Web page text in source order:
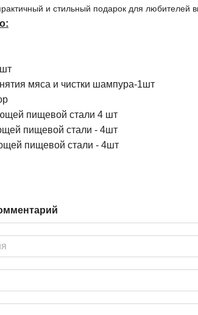
и стильный подарок для любителей
мяса и чистки шампура-1шт
пищевой стали 4 шт
пищевой стали - 4шт
пищевой стали - 4шт